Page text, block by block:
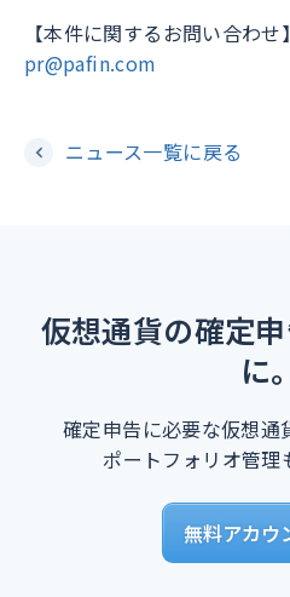
【本件に関するお問い合わせ
pr@pafin.com
ニュース一覧に戻る
仮想通貨の確定
に。
確定申告に必要な仮想通
ポートフォリオ管理
無料アカウ